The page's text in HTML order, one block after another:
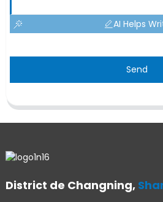
AI Helps
Send
District de Changning,